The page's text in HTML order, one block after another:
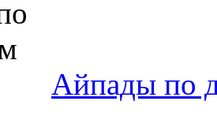
Айпады по